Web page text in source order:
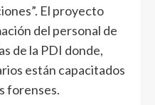
El proyecto
del personal de
de la PDI donde,
están capacitados
forenses.